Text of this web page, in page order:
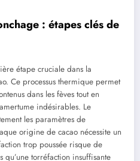
: étapes clés de
étape cruciale dans la
Ce processus thermique permet
dans les fèves tout en
indésirables. Le
les paramètres de
origine de cacao nécessite un
trop poussée risque de
torréfaction insuffisante